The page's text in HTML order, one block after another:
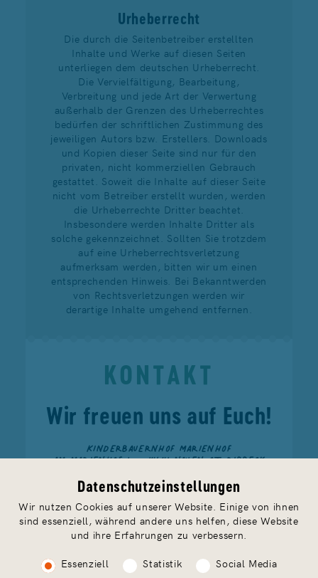
Urheberrecht
Die durch die Seitenbetreiber erstellten
Inhalte und Werke auf diesen Seiten
unterliegen dem deutschen Urheberrecht.
Die Vervielfältigung, Bearbeitung,
Verbreitung und jede Art der Verwertung
außerhalb der Grenzen des Urheberrechtes
bedürfen der schriftlichen Zustimmung des
jeweiligen Autors bzw. Erstellers. Downloads
und Kopien dieser Seite sind nur für den
privaten, nicht kommerziellen Gebrauch
gestattet. Soweit die Inhalte auf dieser Seite
nicht vom Betreiber erstellt wurden, werden
die Urheberrechte Dritter beachtet.
Insbesondere werden Inhalte Dritter als
solche gekennzeichnet. Sollten Sie trotzdem
auf eine Urheberrechtsverletzung
aufmerksam werden, bitten wir um einen
entsprechenden Hinweis. Bei Bekanntwerden
von Rechtsverletzungen werden wir
derartige Inhalte umgehend entfernen.
KONTAKT
Wir freuen uns auf Euch!
KINDERBAUERNHOF MARIENHOF
AM MARIENHOF 1 — 14641 NAUEN OT RIBBECK
FERIEN@MARIENHOF-RIBBECK.DE
Datenschutzeinstellungen
Wir nutzen Cookies auf unserer Website. Einige von ihnen
sind essenziell, während andere uns helfen, diese Website
und ihre Erfahrungen zu verbessern.
Essenziell
Statistik Social Media